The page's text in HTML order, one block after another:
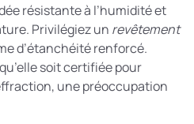
résistante à l’humidité et
Privilégiez un revêtement
d’étanchéité renforcé.
soit certifiée pour
une préoccupation